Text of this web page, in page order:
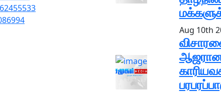
Aug 10th
ஆஜரான